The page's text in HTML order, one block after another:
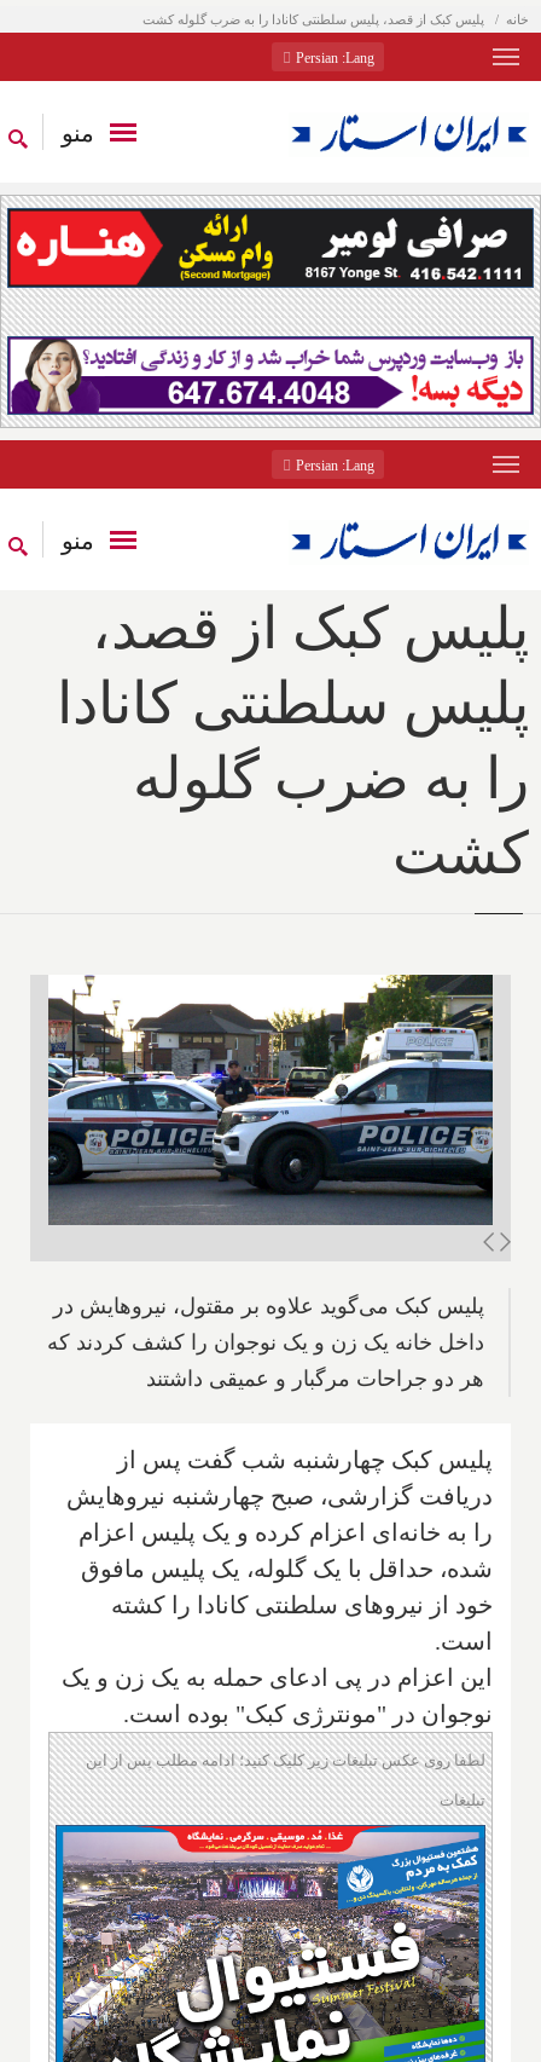
خانه پلیس کبک از قصد، پلیس سلطنتی کانادا را به ضرب گلوله کشت
Lang
: Persian
منو
Lang
: Persian
منو
پلیس کبک از قصد،
پلیس سلطنتی کانادا
را به ضرب گلوله
کشت
پلیس کبک می‌گوید علاوه بر مقتول، نیروهایش در
داخل خانه یک زن و یک نوجوان را کشف کردند که
هر دو جراحات مرگبار و عمیقی داشتند
پلیس کبک چهارشنبه شب گفت پس از
دریافت گزارشی، صبح چهارشنبه نیروهایش
را به خانه‌ای اعزام کرده و یک پلیس اعزام
شده، حداقل با یک گلوله، یک پلیس مافوق
خود از نیروهای سلطنتی کانادا را کشته
است.
این اعزام در پی ادعای حمله به یک زن و یک
نوجوان در "مونترژی کبک" بوده است.
لطفا روی عکس تبلیغات زیر کلیک کنید؛ ادامه مطلب پس از این
تبلیغات